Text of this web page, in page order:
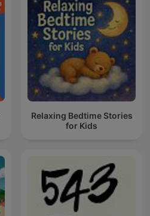
Relaxing Bedtime Stories
for Kids